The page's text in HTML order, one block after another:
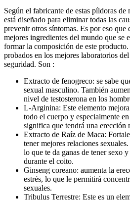
Según el fabricante de estas píldoras
está diseñado para eliminar todas las
prevenir otros síntomas. Es por eso
mejores ingredientes del mundo que se
formar la composición de este
probados en los mejores laboratorios
seguridad. Son :
Extracto de fenogreco: se sabe
sexual masculino. También
nivel de testosterona en los
L-Arginina: Este elemento
todo el cuerpo y especialmente
significa que tendrá una erección
Extracto de Raíz de Maca:
tener mejores relaciones
lo que te da ganas de tener sexo
durante el coito.
Ginseng coreano: aumenta la
estrés, lo que le permitirá
sexuales.
Tribulus Terrestre: Este es un